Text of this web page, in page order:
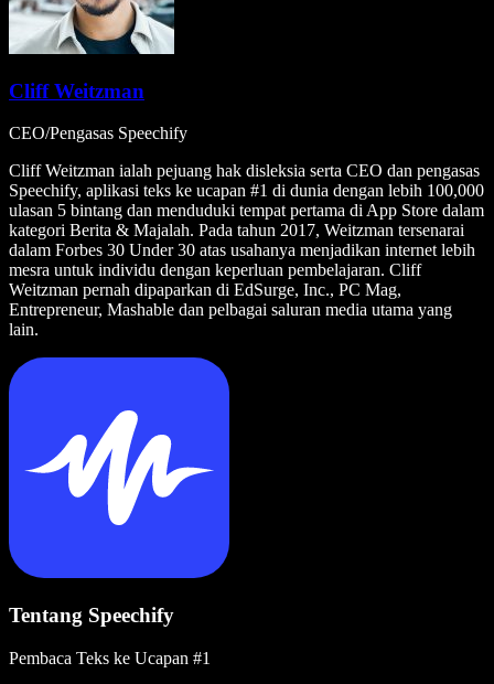
Cliff Weitzman
CEO/Pengasas Speechify
Cliff Weitzman ialah pejuang hak disleksia serta CEO dan pengasas
Speechify, aplikasi teks ke ucapan #1 di dunia dengan lebih 100,000
ulasan 5 bintang dan menduduki tempat pertama di App Store dalam
kategori Berita & Majalah. Pada tahun 2017, Weitzman tersenarai
dalam Forbes 30 Under 30 atas usahanya menjadikan internet lebih
mesra untuk individu dengan keperluan pembelajaran. Cliff
Weitzman pernah dipaparkan di EdSurge, Inc., PC Mag,
Entrepreneur, Mashable dan pelbagai saluran media utama yang
lain.
Tentang Speechify
Pembaca Teks ke Ucapan #1